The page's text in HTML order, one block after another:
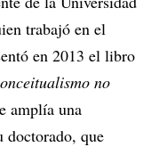
trabajó en el
en 2013 el libro
no
amplía una
doctorado, que